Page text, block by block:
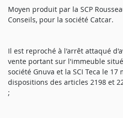
Moyen produit par la SCP
Conseils, pour la société Catcar.
Il est reproché à l'arrêt attaqué
vente portant sur l'immeuble
société Gnuva et la SCI Teca le
dispositions des articles 2198 et
;